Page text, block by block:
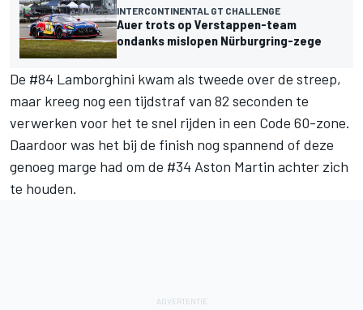
INTERCONTINENTAL GT CHALLENGE
Auer trots op Verstappen-team
ondanks mislopen Nürburgring-zege
De #84 Lamborghini kwam als tweede over de streep,
maar kreeg nog een tijdstraf van 82 seconden te
verwerken voor het te snel rijden in een Code 60-zone.
Daardoor was het bij de finish nog spannend of deze
genoeg marge had om de #34 Aston Martin achter zich
te houden.